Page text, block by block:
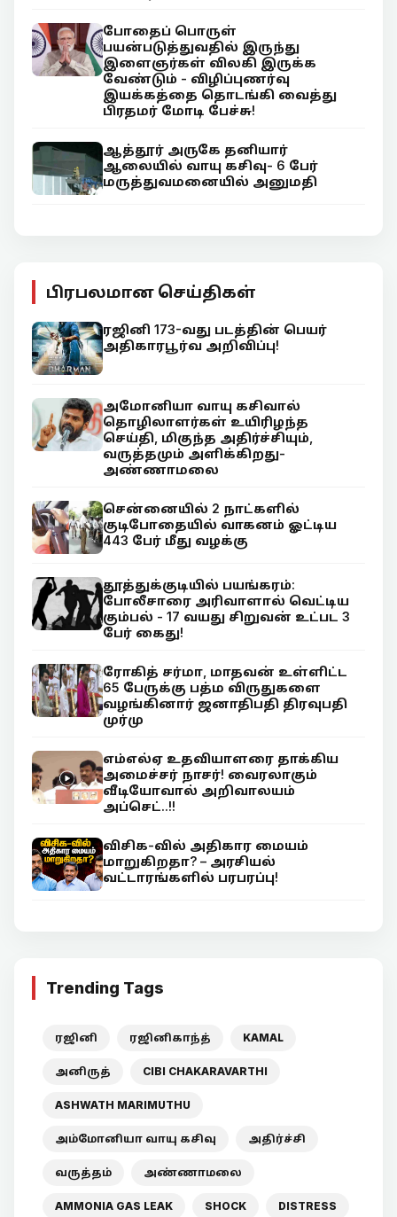
போதைப் பொருள்
பயன்படுத்துவதில் இருந்து
இளைஞர்கள் விலகி இருக்க
வேண்டும் - விழிப்புணர்வு
இயக்கத்தை தொடங்கி வைத்து
பிரதமர் மோடி பேச்சு!
ஆத்தூர் அருகே தனியார்
ஆலையில் வாயு கசிவு- 6 பேர்
மருத்துவமனையில் அனுமதி
பிரபலமான செய்திகள்
ரஜினி 173-வது படத்தின் பெயர்
அதிகாரபூர்வ அறிவிப்பு!
அமோனியா வாயு கசிவால்
தொழிலாளர்கள் உயிரிழந்த
செய்தி, மிகுந்த அதிர்ச்சியும்,
வருத்தமும் அளிக்கிறது-
அண்ணாமலை
சென்னையில் 2 நாட்களில்
குடிபோதையில் வாகனம் ஓட்டிய
443 பேர் மீது வழக்கு
தூத்துக்குடியில் பயங்கரம்:
போலீசாரை அரிவாளால் வெட்டிய
கும்பல் - 17 வயது சிறுவன் உட்பட 3
பேர் கைது!
ரோகித் சர்மா, மாதவன் உள்ளிட்ட
65 பேருக்கு பத்ம விருதுகளை
வழங்கினார் ஜனாதிபதி திரவுபதி
முர்மு
எம்எல்ஏ உதவியாளரை தாக்கிய
அமைச்சர் நாசர்! வைரலாகும்
வீடியோவால் அறிவாலயம்
அப்செட்..!!
விசிக-வில் அதிகார மையம்
மாறுகிறதா? – அரசியல்
வட்டாரங்களில் பரபரப்பு!
Trending Tags
ரஜினி ரஜினிகாந்த் KAMAL
அனிருத் CIBI CHAKARAVARTHI
ASHWATH MARIMUTHU
அம்மோனியா வாயு கசிவு அதிர்ச்சி
வருத்தம் அண்ணாமலை
AMMONIA GAS LEAK SHOCK DISTRESS